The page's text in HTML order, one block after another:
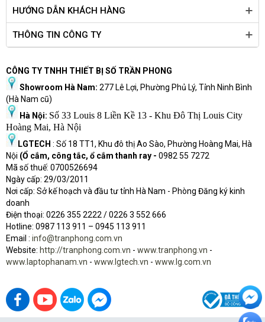
HƯỚNG DẪN KHÁCH HÀNG
THÔNG TIN CÔNG TY
CÔNG TY TNHH THIẾT BỊ SỐ TRẦN PHONG
Showroom Hà Nam: 277 Lê Lợi, Phường Phủ Lý, Tỉnh Ninh Bình
(Hà Nam cũ)
Hà Nội: Số 33 Louis 8 Liền Kề 13 - Khu Đô Thị Louis City
Hoàng Mai, Hà Nội
LGTECH : Số 18 TT1, Khu đô thị Ao Sào, Phường Hoàng Mai, Hà
Nội (Ổ cắm, công tắc, ổ cắm thanh ray - 0982 55 7272
Mã số thuế: 0700526694
Ngày cấp: 29/03/2011
Nơi cấp: Sở kế hoạch và đầu tư tỉnh Hà Nam - Phòng Đăng ký kinh
doanh
Điện thoại: 0226 355 2222 / 0226 3 552 666
Hotine: 0987 113 911 – 0945 113 911
Email : info@tranphong.com.vn
Website: http://tranphong.com.vn - www.tranphong.vn -
www.laptophanam.vn - www.lgtech.vn - www.lg.com.vn